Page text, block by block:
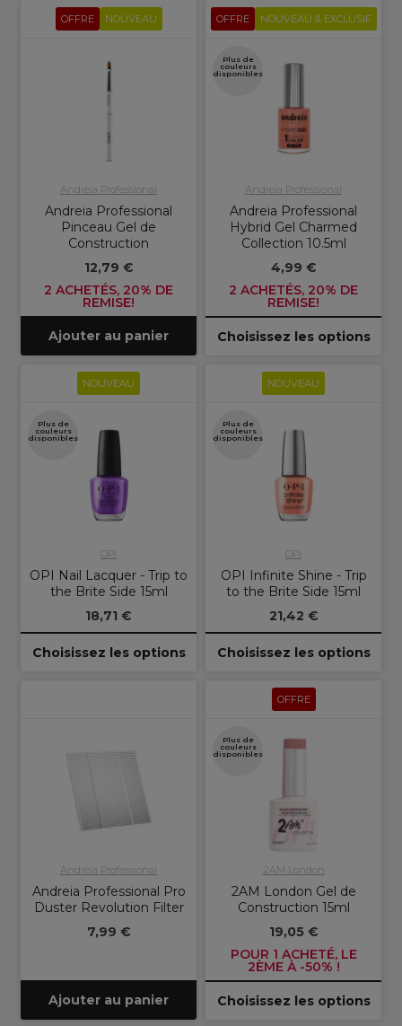
OFFRE NOUVEAU
Andreia Professional
Andreia Professional
Pinceau Gel de
Construction
12,79 €
2 ACHETÉS, 20% DE
REMISE!
Ajouter au panier
OFFRE NOUVEAU & EXCLUSIF
Plus de
couleurs
disponibles
Andreia Professional
Andreia Professional
Hybrid Gel Charmed
Collection 10.5ml
4,99 €
2 ACHETÉS, 20% DE
REMISE!
Choisissez les options
NOUVEAU
Plus de
couleurs
disponibles
OPI
OPI Nail Lacquer - Trip to
the Brite Side 15ml
18,71 €
Choisissez les options
NOUVEAU
Plus de
couleurs
disponibles
OPI
OPI Infinite Shine - Trip
to the Brite Side 15ml
21,42 €
Choisissez les options
Andreia Professional
Andreia Professional Pro
Duster Revolution Filter
7,99 €
Ajouter au panier
OFFRE
Plus de
couleurs
disponibles
2AM London
2AM London Gel de
Construction 15ml
19,05 €
POUR 1 ACHETÉ, LE
2ÈME À -50% !
Choisissez les options